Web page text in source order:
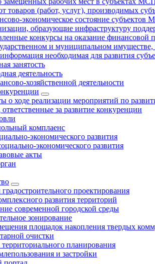
товаров (работ, услуг), производимых
экономическое состояние субъектов
образующие инфраструктуру
конкурсы на оказание
и муниципальном
необходимая для развития
занятость
деятельность
хозяйственной деятельности
о ходе реализации мероприятий по
за развитие конкуренции
комплаенс
экономического развития
экономического развития
акты
проектирования
развития территорий
современной городской среды
зонирование
площадок накопления твердых
очистки
планирования
и застройки